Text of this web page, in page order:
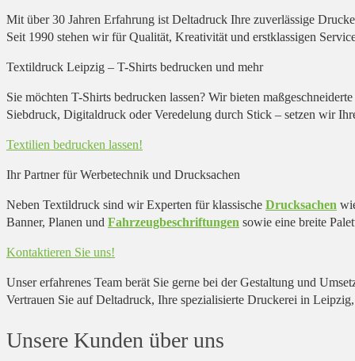
Mit über 30 Jahren Erfahrung ist Deltadruck Ihre zuverlässige
Seit 1990 stehen wir für Qualität, Kreativität und erstklassigen
Textildruck Leipzig – T-Shirts bedrucken und mehr
Sie möchten T-Shirts bedrucken lassen? Wir bieten
Siebdruck, Digitaldruck oder Veredelung durch Stick – setzen wir
Textilien bedrucken lassen!
Ihr Partner für Werbetechnik und Drucksachen
Neben Textildruck sind wir Experten für klassische Drucksachen
Banner, Planen und Fahrzeugbeschriftungen sowie eine breite
Kontaktieren Sie uns!
Unser erfahrenes Team berät Sie gerne bei der Gestaltung und
Vertrauen Sie auf Deltadruck, Ihre spezialisierte Druckerei in
Unsere Kunden über uns